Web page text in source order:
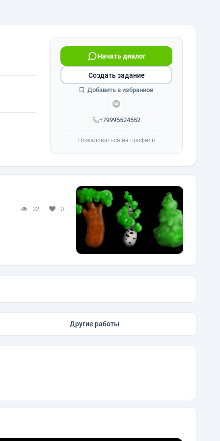
+79995524552
Начать диалог
Создать задание
Добавить в избранное
Пожаловаться на профиль
32 0
Другие работы